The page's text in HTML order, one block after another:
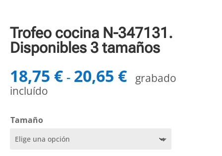
Trofeo cocina N-347131.
Disponibles 3 tamaños
18,75 € - 20,65 €Rango
de
hasta
20,65 €
grabado
incluído
Tamaño